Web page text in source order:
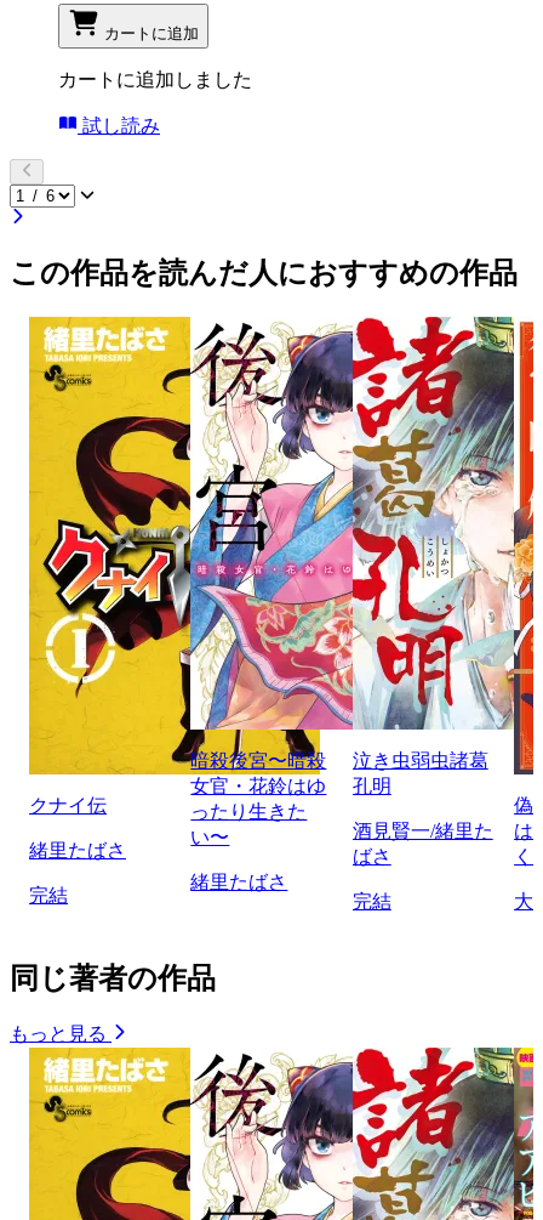
カートに追加
カートに追加しました
試し読み
この作品を読んだ人におすすめの作品
クナイ伝
緒里たばさ
完結
暗殺後宮〜暗殺
女官・花鈴はゆ
ったり生きた
い〜
緒里たばさ
泣き虫弱虫諸葛
孔明
酒見賢一/緒里た
ばさ
完結
偽
は
く
大
同じ著者の作品
もっと見る